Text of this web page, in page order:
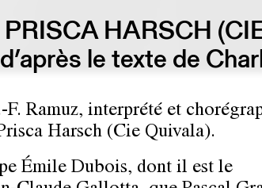
HARSCH
le texte de
F. Ramuz, interprété et
Harsch (Cie Quivala).
Émile Dubois, dont il est le